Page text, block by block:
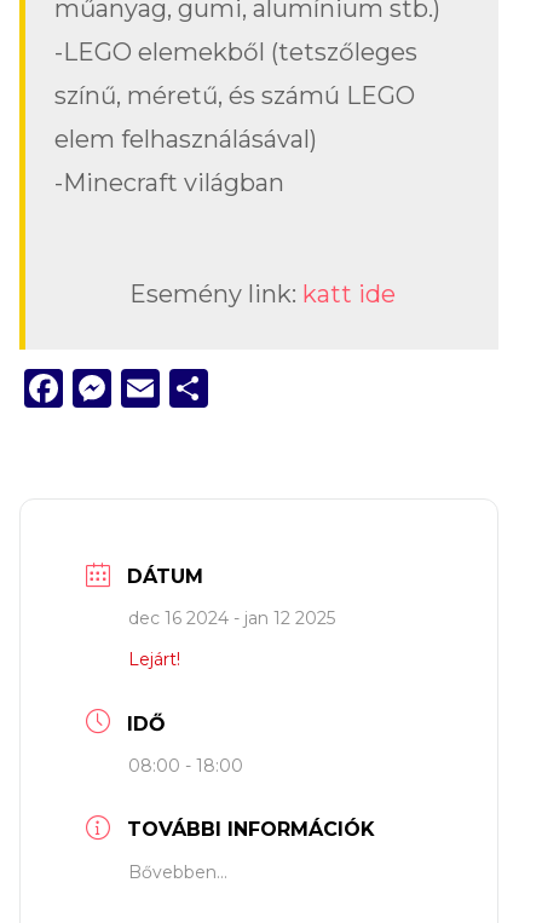
műanyag, gumi, alumínium stb.)
-LEGO elemekből (tetszőleges
színű, méretű, és számú LEGO
elem felhasználásával)
-Minecraft világban
Esemény link: katt ide
Facebook
Messenger
Email
DÁTUM
dec 16 2024 - jan 12 2025
Lejárt!
IDŐ
08:00 - 18:00
TOVÁBBI INFORMÁCIÓK
Bővebben...